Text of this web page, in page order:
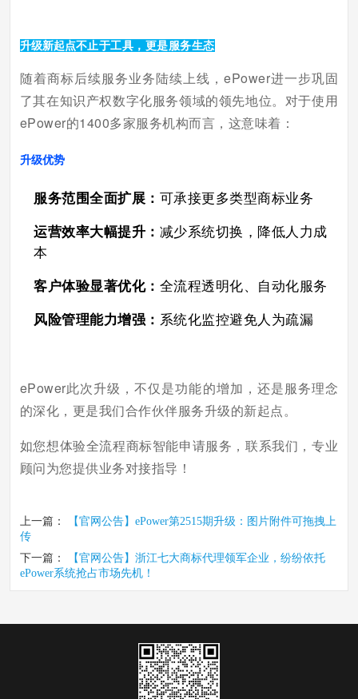
升级新起点不止于工具，更是服务生态
随着商标后续服务业务陆续上线，ePower进一步巩固
了其在知识产权数字化服务领域的领先地位。对于使用
ePower的1400多家服务机构而言，这意味着：
升级优势
服务范围全面扩展： 可承接更多类型商标业务
运营效率大幅提升： 减少系统切换，降低人力成
本
客户体验显著优化： 全流程透明化、自动化服务
风险管理能力增强： 系统化监控避免人为疏漏
ePower此次升级，不仅是功能的增加，还是服务理念
的深化，更是我们合作伙伴服务升级的新起点。
如您想体验全流程商标智能申请服务，联系我们，专业
顾问为您提供业务对接指导！
上一篇：
【官网公告】ePower第2515期升级：图片附件可拖拽上
传
下一篇：
【官网公告】浙江七大商标代理领军企业，纷纷依托
ePower系统抢占市场先机！